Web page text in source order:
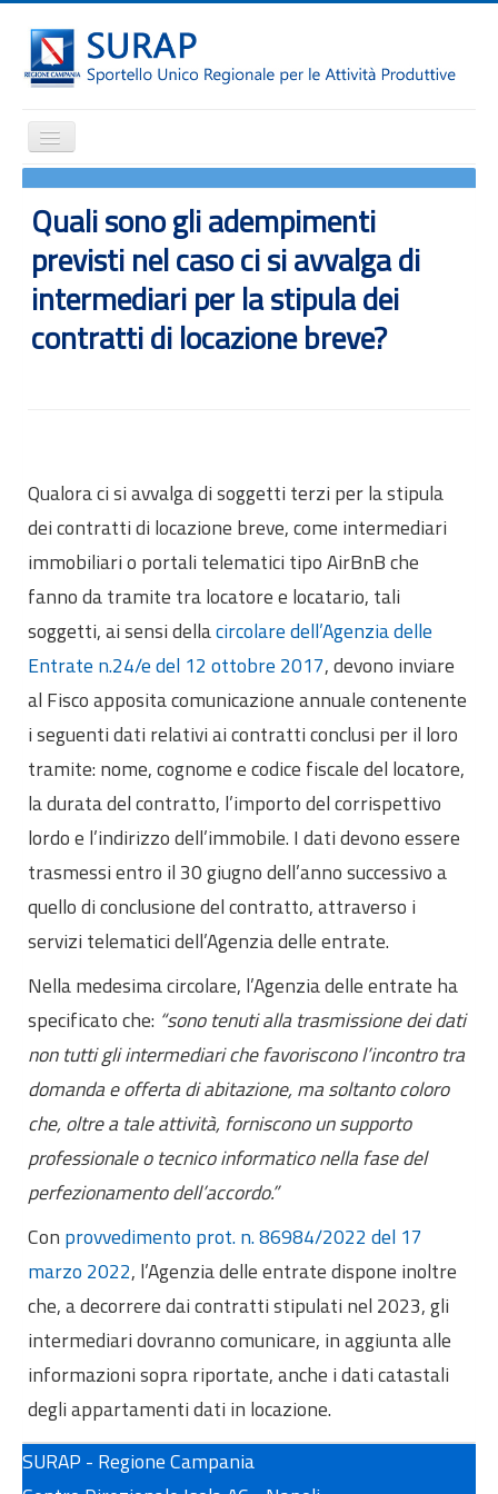
Cambia
navigazione
Notizie
Il SURAP
Normativa
Modulistica
Internazionalizzazione
Eventi formativi
Glossario
Contatti
Sei qui:
Home
Come fare per
Banca dati Faq / Pareri
Affitti brevi
Quali sono gli adempimenti previsti nel caso ci si
avvalga di intermediari per la stipula dei contratti
di locazione breve?
Quali sono gli adempimenti
previsti nel caso ci si avvalga di
intermediari per la stipula dei
contratti di locazione breve?
Qualora ci si avvalga di soggetti terzi per la stipula
dei contratti di locazione breve, come intermediari
immobiliari o portali telematici tipo AirBnB che
fanno da tramite tra locatore e locatario, tali
soggetti, ai sensi dellacircolare dell’Agenzia delle
Entrate n.24/e del 12 ottobre 2017, devono inviare
al Fisco apposita comunicazione annuale contenente
i seguenti dati relativi ai contratti conclusi per il loro
tramite: nome, cognome e codice fiscale del locatore,
la durata del contratto, l’importo del corrispettivo
lordo e l’indirizzo dell’immobile. I dati devono essere
trasmessi entro il 30 giugno dell’anno successivo a
quello di conclusione del contratto, attraverso i
servizi telematici dell’Agenzia delle entrate.
Nella medesima circolare, l’Agenzia delle entrate ha
specificato che: “sono tenuti alla trasmissione dei dati
non tutti gli intermediari che favoriscono l’incontro tra
domanda e offerta di abitazione, ma soltanto coloro
che, oltre a tale attività, forniscono un supporto
professionale o tecnico informatico nella fase del
perfezionamento dell’accordo.”
Con provvedimento prot. n. 86984/2022 del 17
marzo 2022, l’Agenzia delle entrate dispone inoltre
che, a decorrere dai contratti stipulati nel 2023, gli
intermediari dovranno comunicare, in aggiunta alle
informazioni sopra riportate, anche i dati catastali
degli appartamenti dati in locazione.
SURAP - Regione Campania